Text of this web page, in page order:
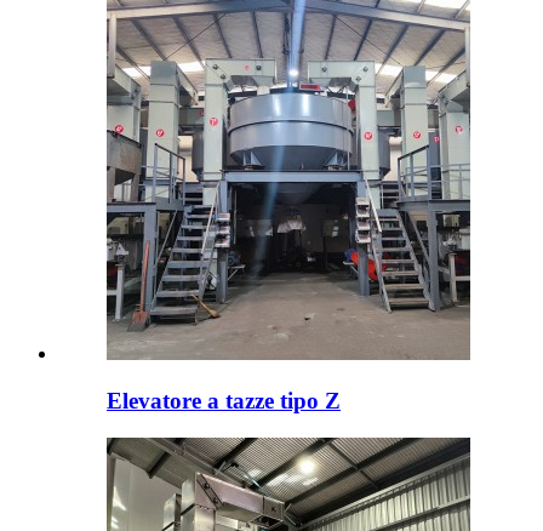
Elevatore a tazze tipo Z